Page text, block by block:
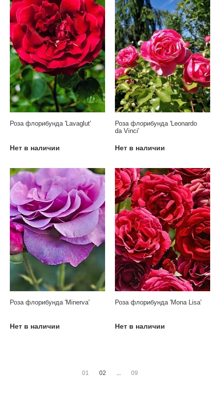
Роза флорибунда 'Lavaglut'
Нет в наличии
Роза флорибунда 'Leonardo
da Vinci'
Нет в наличии
Роза флорибунда 'Minerva'
Нет в наличии
Роза флорибунда 'Mona Lisa'
Нет в наличии
01 02 ... 09